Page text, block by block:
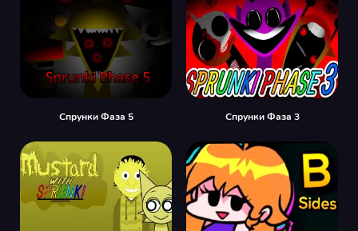
Спрунки Фаза 5 Спрунки Фаза 3